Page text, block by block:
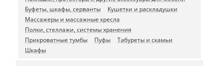
Буфеты, шкафы, серванты
Кушетки и раскладушки
Массажеры и массажные кресла
Полки, стеллажи, системы хранения
Прикроватные тумбы
Пуфы
Табуреты и скамьи
Шкафы